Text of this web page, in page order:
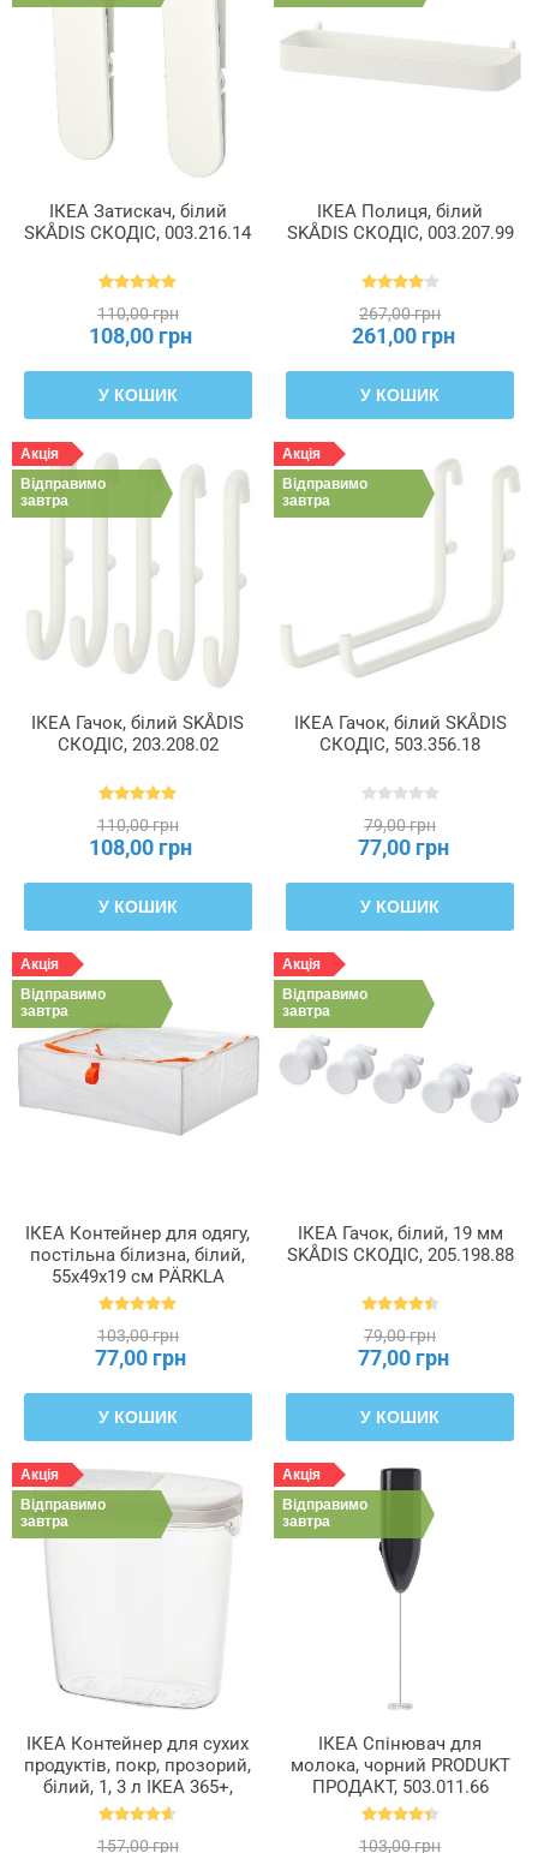
ІКЕА Затискач, білий
SKÅDIS СКОДІС, 003.216.14
110,00 грн
108,00 грн
У КОШИК
ІКЕА Полиця, білий
SKÅDIS СКОДІС, 003.207.99
267,00 грн
261,00 грн
У КОШИК
Акція
Відправимо
завтра
ІКЕА Гачок, білий SKÅDIS
СКОДІС, 203.208.02
110,00 грн
108,00 грн
У КОШИК
Акція
Відправимо
завтра
ІКЕА Гачок, білий SKÅDIS
СКОДІС, 503.356.18
79,00 грн
77,00 грн
У КОШИК
Акція
Відправимо
завтра
ІКЕА Контейнер для одягу,
постільна білизна, білий,
55x49x19 см PÄRKLA
ПЕРКЛА, 503.953.82
103,00 грн
77,00 грн
У КОШИК
Акція
Відправимо
завтра
ІКЕА Гачок, білий, 19 мм
SKÅDIS СКОДІС, 205.198.88
79,00 грн
77,00 грн
У КОШИК
Акція
Відправимо
завтра
ІКЕА Контейнер для сухих
продуктів, покр, прозорий,
білий, 1, 3 л IKEA 365+,
800.667.23
157,00 грн
Акція
Відправимо
завтра
ІКЕА Спінювач для
молока, чорний PRODUKT
ПРОДАКТ, 503.011.66
103,00 грн